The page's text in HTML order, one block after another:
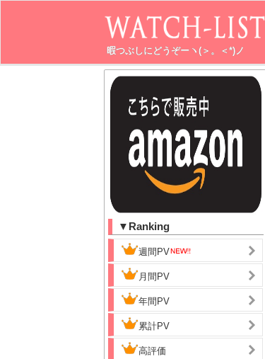
暇つぶしにどうぞーヽ(＞。＜*)ノ
▼Ranking
週間PV
月間PV
年間PV
累計PV
高評価